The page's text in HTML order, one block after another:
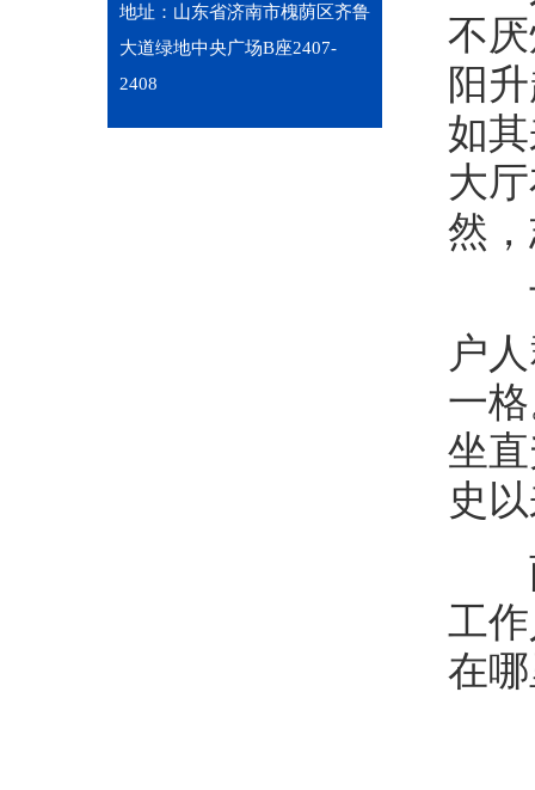
地址：山东省济南市槐荫区齐鲁
大道绿地中央广场B座2407-
2408
不
阳
如
大
然
下
户
一
坐
史
两
工
在